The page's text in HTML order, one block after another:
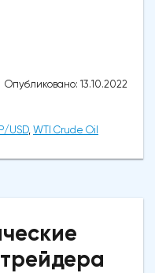
Опубликовано: 13.10.2022
USD, WTI Crude Oil